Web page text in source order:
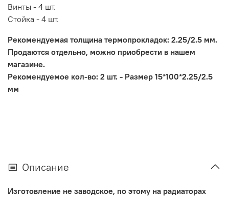
Винты - 4 шт.
Стойка - 4 шт.
Рекомендуемая толщина термопрокладок: 2.25/2.5 мм.
Продаются отдельно, можно приобрести в нашем
магазине.
Рекомендуемое кол-во: 2 шт. - Размер 15*100*2.25/2.5
мм
Описание
Изготовление не заводское, по этому на радиаторах